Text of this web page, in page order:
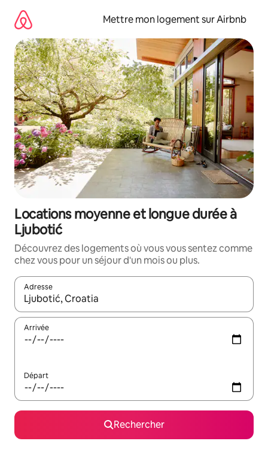
directement
contenu
Mettre mon logement sur Airbnb
Locations moyenne et longue durée à
Ljubotić
Découvrez des logements où vous vous sentez comme
chez vous pour un séjour d'un mois ou plus.
Adresse
Lorsque les résultats s'affichent, utilisez les flèches vers le
Arrivée
Départ
Rechercher